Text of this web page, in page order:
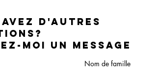
avez D'autres
moi un message
Nom de famille